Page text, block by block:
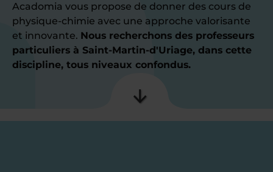
Acadomia vous propose de donner des cours de
physique-chimie avec une approche valorisante
et innovante. Nous recherchons des professeurs
particuliers à Saint-Martin-d'Uriage, dans cette
discipline, tous niveaux confondus.